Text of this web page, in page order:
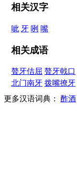
相关汉字
呲 牙 咧 嘴
相关成语
聱牙佶屈 聱牙戟口
北门南牙 拨嘴撩牙
更多汉语词典： 酢酒